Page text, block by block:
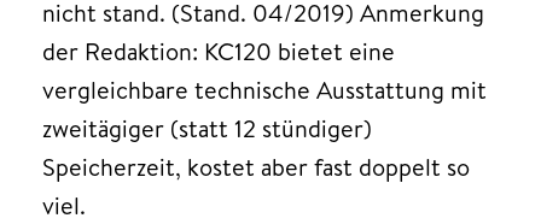
nicht stand. (Stand. 04/2019) Anmerkung
der Redaktion: KC120 bietet eine
vergleichbare technische Ausstattung mit
zweitägiger (statt 12 stündiger)
Speicherzeit, kostet aber fast doppelt so
viel.